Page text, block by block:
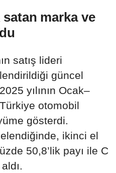
marka ve
satış lideri
güncel
yılının Ocak–
otomobil
gösterdi.
ikinci el
50,8’lik payı ile C